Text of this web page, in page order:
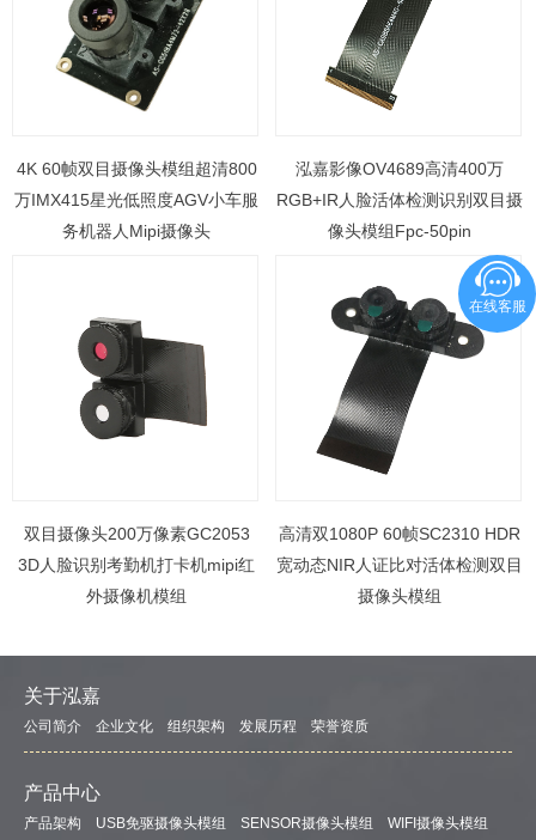
4K 60帧双目摄像头模组超清800
万IMX415星光低照度AGV小车服
务机器人Mipi摄像头
泓嘉影像OV4689高清400万
RGB+IR人脸活体检测识别双目摄
像头模组Fpc-50pin
双目摄像头200万像素GC2053
3D人脸识别考勤机打卡机mipi红
外摄像机模组
高清双1080P 60帧SC2310 HDR
宽动态NIR人证比对活体检测双目
摄像头模组
关于泓嘉
公司简介 企业文化 组织架构 发展历程 荣誉资质
产品中心
产品架构 USB免驱摄像头模组 SENSOR摄像头模组
WIFI摄像头模组
在线客服